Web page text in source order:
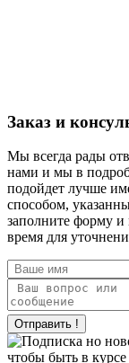
Заказ и
Мы всегда рады
нами и мы в
подойдет лучше
способом,
заполните форму
время для
Отправить !
чтобы быть в курсе